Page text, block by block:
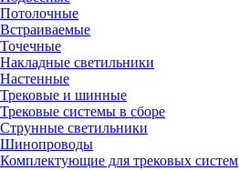
Потолочные
Встраиваемые
Точечные
Накладные светильники
Настенные
Трековые и шинные
Трековые системы в сборе
Струнные светильники
Шинопроводы
Комплектующие для трековых систем